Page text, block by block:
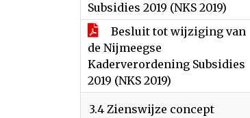
Subsidies 2019 (NKS 2019)
Besluit tot wijziging van
de Nijmeegse
Kaderverordening Subsidies
2019 (NKS 2019)
3.4 Zienswijze concept